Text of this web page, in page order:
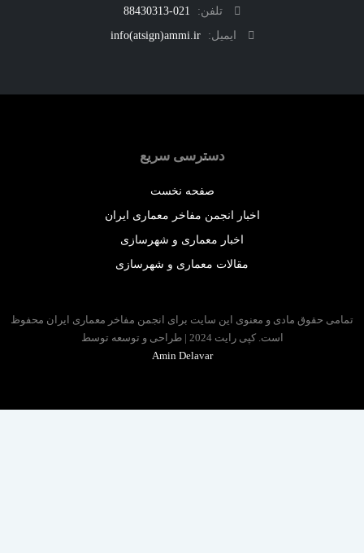
تلفن:
021-88430313
ایمیل:
info(atsign)ammi.ir
دسترسی سریع
صفحه نخست
اخبار انجمن مفاخر معماری ایران
اخبار معماری و شهرسازی
مقالات معماری و شهرسازی
حقوق مادی و معنوی این سایت برای انجمن مفاخر معماری ایران محفوظ
است. کپی رایت 2024 | طراحی و توسعه توسط
Amin Delavar